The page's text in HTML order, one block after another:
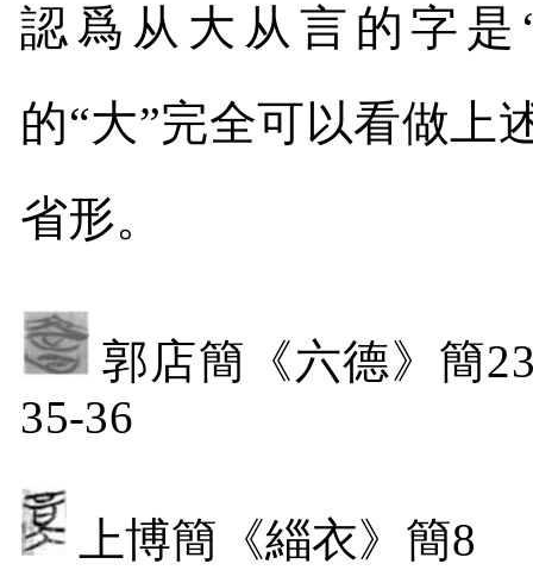
認爲从大从言的字
的“大”完全可以看做上
省形。
郭店簡《六德》簡
35-36
上博簡《緇衣》簡8